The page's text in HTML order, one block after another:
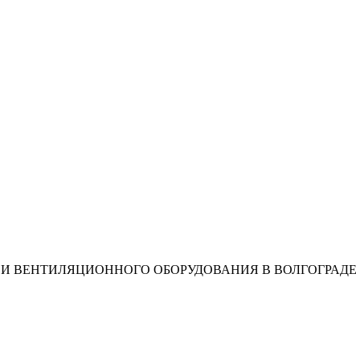
ВЕНТИЛЯЦИОННОГО ОБОРУДОВАНИЯ В ВОЛГОГРАДЕ